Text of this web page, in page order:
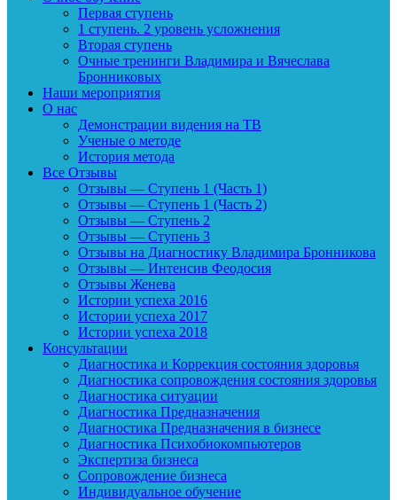
Первая ступень
1 ступень. 2 уровень усложнения
Вторая ступень
Очные тренинги Владимира и Вячеслава
Бронниковых
Наши мероприятия
О нас
Демонстрации видения на ТВ
Ученые о методе
История метода
Все Отзывы
Отзывы — Ступень 1 (Часть 1)
Отзывы — Ступень 1 (Часть 2)
Отзывы — Ступень 2
Отзывы — Ступень 3
Отзывы на Диагностику Владимира Бронникова
Отзывы — Интенсив Феодосия
Отзывы Женева
Истории успеха 2016
Истории успеха 2017
Истории успеха 2018
Консультации
Диагностика и Коррекция состояния здоровья
Диагностика сопровождения состояния здоровья
Диагностика ситуации
Диагностика Предназначения
Диагностика Предназначения в бизнесе
Диагностика Психобиокомпьютеров
Экспертиза бизнеса
Сопровождение бизнеса
Индивидуальное обучение